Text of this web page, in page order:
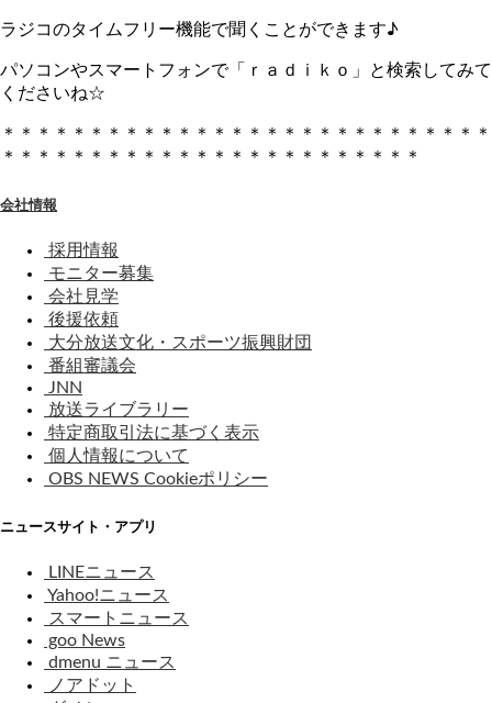
ラジコのタイムフリー機能で聞くことができます♪
パソコンやスマートフォンで「ｒａｄｉｋｏ」と検索してみて
くださいね☆
＊＊＊＊＊＊＊＊＊＊＊＊＊＊＊＊＊＊＊＊＊＊＊＊＊＊＊＊
＊＊＊＊＊＊＊＊＊＊＊＊＊＊＊＊＊＊＊＊＊＊＊＊
会社情報
採用情報
モニター募集
会社見学
後援依頼
大分放送文化・スポーツ振興財団
番組審議会
JNN
放送ライブラリー
特定商取引法に基づく表示
個人情報について
OBS NEWS Cookieポリシー
ニュースサイト・アプリ
LINEニュース
Yahoo!ニュース
スマートニュース
goo News
dmenu ニュース
ノアドット